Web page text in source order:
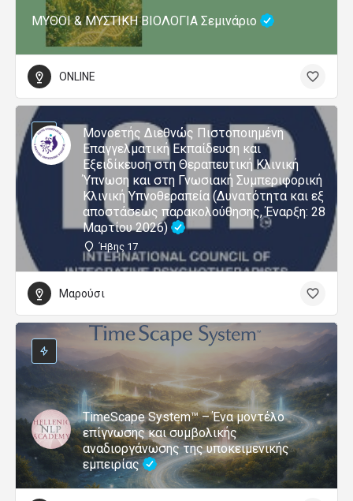
ΜΥΘΟΙ & ΜΥΣΤΙΚΗ ΒΙΟΛΟΓΙΑ Σεμινάριο
ONLINE
Μονοετής Διεθνώς Πιστοποιημένη
Επαγγελματική Εκπαίδευση και
Εξειδίκευση στη Θεραπευτική Κλινική
Ύπνωση και στη Γνωσιακή Συμπεριφορική
Κλινική Υπνοθεραπεία (Δυνατότητα και εξ
αποστάσεως παρακολούθησης, Έναρξη: 28
Μαρτίου 2026)
Ήβης 17
Μαρούσι
TimeScape System™ – Ένα μοντέλο
επίγνωσης και συμβολικής
αναδιοργάνωσης της υποκειμενικής
εμπειρίας